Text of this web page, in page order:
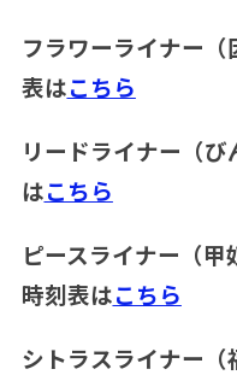
フラワーライナー
表はこちら
リードライナー（
はこちら
ピースライナー（
時刻表はこちら
シトラスライナー